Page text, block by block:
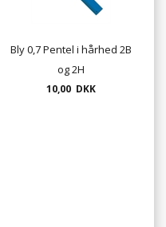
Bly 0,7 Pentel i hårhed 2B
og 2H
10,00 DKK